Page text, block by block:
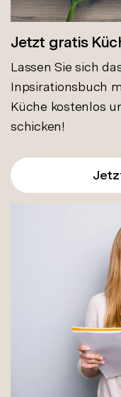
Jetzt gratis
Lassen Sie sich
Inpsirationsbuch
Küche kostenlos
schicken!